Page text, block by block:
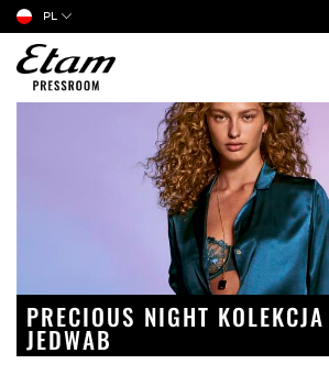
PL
PRECIOUS NIGHT
JEDWAB